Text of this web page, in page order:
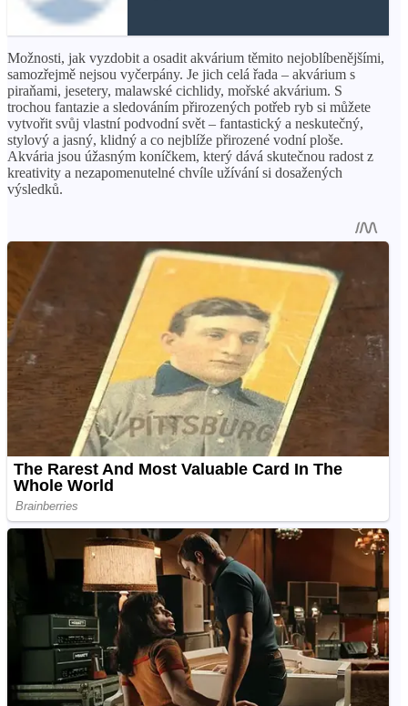
Možnosti, jak vyzdobit a osadit akvárium těmito nejoblíbenějšími,
samozřejmě nejsou vyčerpány. Je jich celá řada – akvárium s
piraňami, jesetery, malawské cichlidy, mořské akvárium. S
trochou fantazie a sledováním přirozených potřeb ryb si můžete
vytvořit svůj vlastní podvodní svět – fantastický a neskutečný,
stylový a jasný, klidný a co nejblíže přirozené vodní ploše.
Akvária jsou úžasným koníčkem, který dává skutečnou radost z
kreativity a nezapomenutelné chvíle užívání si dosažených
výsledků.